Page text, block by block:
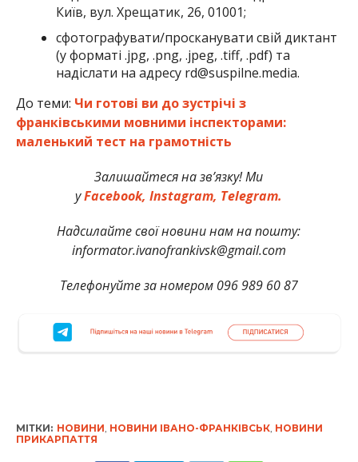
Київ, вул. Хрещатик, 26, 01001;
сфотографувати/просканувати свій диктант
(у форматі .jpg, .png, .jpeg, .tiff, .pdf) та
надіслати на адресу rd@suspilne.media.
До теми: Чи готові ви до зустрічі з
франківськими мовними інспекторами:
маленький тест на грамотність
Залишайтеся на зв’язку! Ми
уFacebook, Instagram, Telegram.
Надсилайте свої новини нам на пошту:
informator.ivanofrankivsk@gmail.com
Телефонуйте за номером 096 989 60 87
МІТКИ: НОВИНИ, НОВИНИ ІВАНО-ФРАНКІВСЬК, НОВИНИ
ПРИКАРПАТТЯ